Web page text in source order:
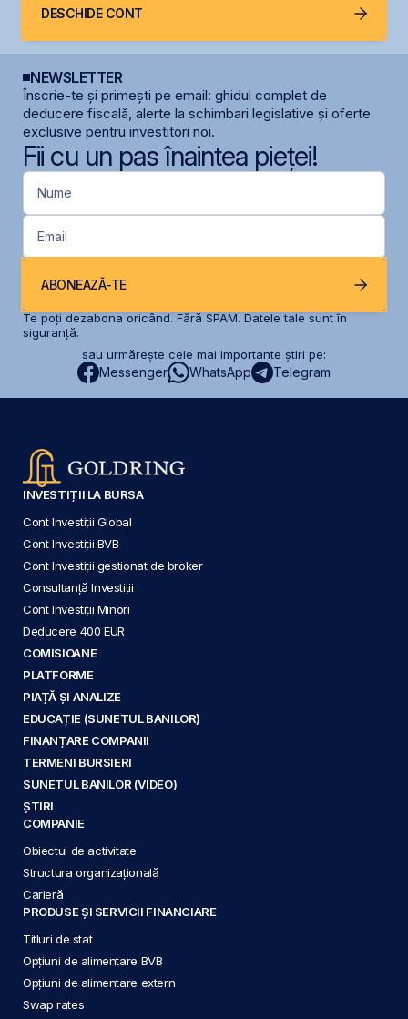
DESCHIDE CONT
NEWSLETTER
Înscrie-te și primești pe email: ghidul complet de
deducere fiscală, alerte la schimbari legislative și oferte
exclusive pentru investitori noi.
Fii cu un pas înaintea pieței!
Nume
Email
ABONEAZĂ-TE
Te poți dezabona oricând. Fără SPAM. Datele tale sunt în
siguranță.
sau urmărește cele mai importante știri pe:
Messenger WhatsApp Telegram
INVESTIȚII LA BURSA
Cont Investiții Global
Cont Investiții BVB
Cont Investiții gestionat de broker
Consultanță Investiții
Cont Investiții Minori
Deducere 400 EUR
COMISIOANE
PLATFORME
PIAȚĂ ȘI ANALIZE
EDUCAȚIE (SUNETUL BANILOR)
FINANȚARE COMPANII
TERMENI BURSIERI
SUNETUL BANILOR (VIDEO)
ȘTIRI
COMPANIE
Obiectul de activitate
Structura organizațională
Carieră
PRODUSE ȘI SERVICII FINANCIARE
Titluri de stat
Opțiuni de alimentare BVB
Opțiuni de alimentare extern
Swap rates